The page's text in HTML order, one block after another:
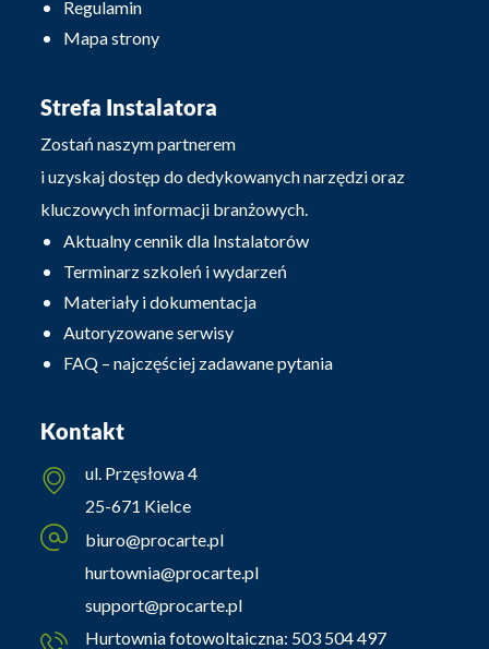
Regulamin
Mapa strony
Strefa Instalatora
Zostań naszym partnerem
i uzyskaj dostęp do dedykowanych narzędzi oraz
kluczowych informacji branżowych.
Aktualny cennik dla Instalatorów
Terminarz szkoleń i wydarzeń
Materiały i dokumentacja
Autoryzowane serwisy
FAQ – najczęściej zadawane pytania
Kontakt
ul. Przęsłowa 4
25-671 Kielce
biuro@procarte.pl
hurtownia@procarte.pl
support@procarte.pl
Hurtownia fotowoltaiczna: 503 504 497